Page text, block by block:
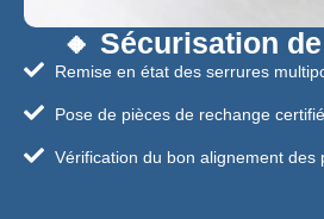
🔸 Sécurisation
Remise en état des serrures
Pose de pièces de rechange
Vérification du bon alignement des